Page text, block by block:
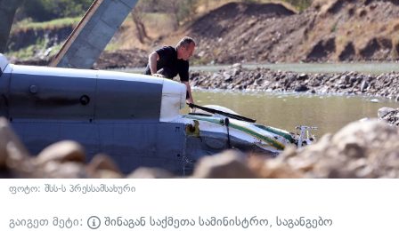
ფოტო: შსს-ს პრესსამსახური
გაიგეთ მეტი: შინაგან საქმეთა სამინისტრო, საგანგებო